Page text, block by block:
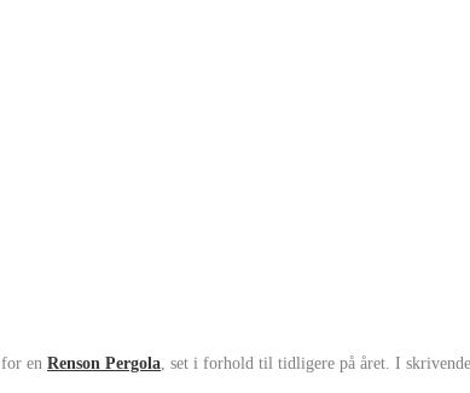
en Renson Pergola , set i forhold til tidligere på året. I